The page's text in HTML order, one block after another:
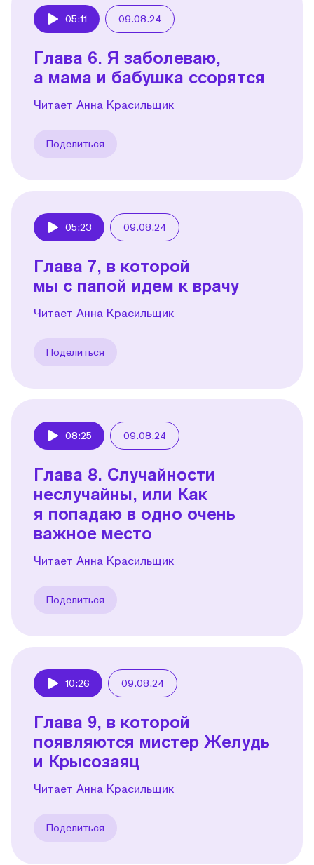
05:11 09.08.24
Глава 6. Я заболеваю,
а мама и бабушка ссорятся
Читает Анна Красильщик
Поделиться
05:23 09.08.24
Глава 7, в которой
мы с папой идем к врачу
Читает Анна Красильщик
Поделиться
08:25 09.08.24
Глава 8. Случайности
неслучайны, или Как
я попадаю в одно очень
важное место
Читает Анна Красильщик
Поделиться
10:26 09.08.24
Глава 9, в которой
появляются мистер Желудь
и Крысозаяц
Читает Анна Красильщик
Поделиться